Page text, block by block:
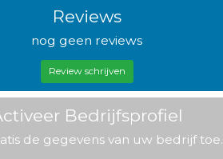
Reviews
nog geen reviews
Review schrijven
Bedrijfsprofiel
de gegevens van uw bedrijf toe.